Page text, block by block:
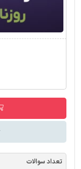
تعداد سوالات